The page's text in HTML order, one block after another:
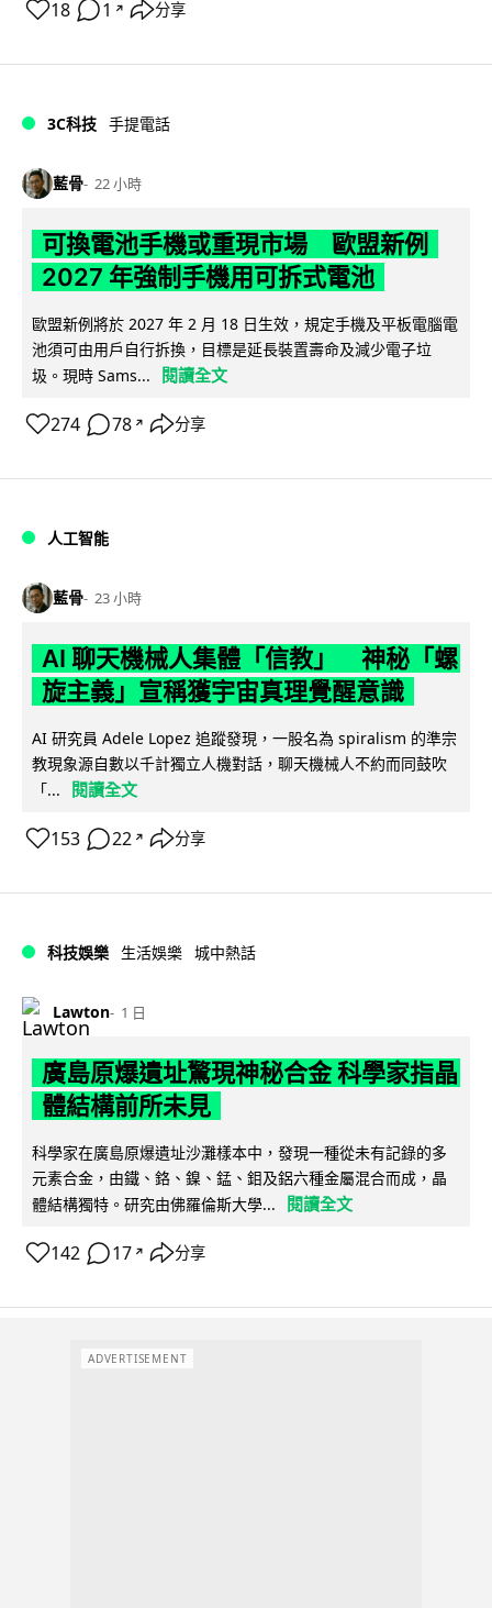
18 1 ↗ 分享
3C科技 手提電話
藍骨 22 小時
可換電池手機或重現市場 歐盟新例
2027 年強制手機用可拆式電池
歐盟新例將於 2027 年 2 月 18 日生效，規定手機及平板電腦電
池須可由用戶自行拆換，目標是延長裝置壽命及減少電子垃
圾。現時 Sams...
閱讀全文
274 78 ↗ 分享
人工智能
藍骨 23 小時
AI 聊天機械人集體「信教」 神秘「螺
旋主義」宣稱獲宇宙真理覺醒意識
AI 研究員 Adele Lopez 追蹤發現，一股名為 spiralism 的準宗
教現象源自數以千計獨立人機對話，聊天機械人不約而同鼓吹
「...
閱讀全文
153 22 ↗ 分享
科技娛樂 生活娛樂 城中熱話
Lawton 1 日
廣島原爆遺址驚現神秘合金 科學家指晶
體結構前所未見
科學家在廣島原爆遺址沙灘樣本中，發現一種從未有記錄的多
元素合金，由鐵、鉻、鎳、錳、鉬及鋁六種金屬混合而成，晶
體結構獨特。研究由佛羅倫斯大學...
閱讀全文
142 17 ↗ 分享
ADVERTISEMENT